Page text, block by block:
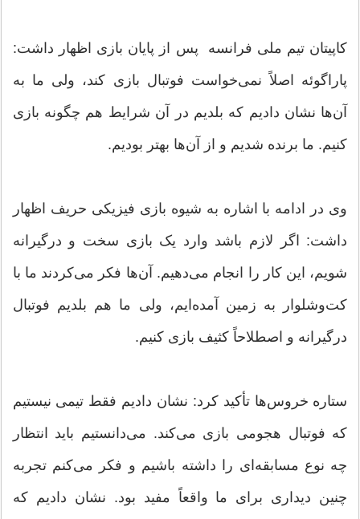
کاپیتان تیم ملی فرانسه پس از پایان بازی اظهار داشت:
پاراگوئه اصلاً نمی‌خواست فوتبال بازی کند، ولی ما به
آن‌ها نشان دادیم که بلدیم در آن شرایط هم چگونه بازی
کنیم. ما برنده شدیم و از آن‌ها بهتر بودیم.
وی در ادامه با اشاره به شیوه بازی فیزیکی حریف اظهار
داشت: اگر لازم باشد وارد یک بازی سخت و درگیرانه
شویم، این کار را انجام می‌دهیم. آن‌ها فکر می‌کردند ما با
کت‌وشلوار به زمین آمده‌ایم، ولی ما هم بلدیم فوتبال
درگیرانه و اصطلاحاً کثیف بازی کنیم.
ستاره خروس‌ها تأکید کرد: نشان دادیم فقط تیمی نیستیم
که فوتبال هجومی بازی می‌کند. می‌دانستیم باید انتظار
چه نوع مسابقه‌ای را داشته باشیم و فکر می‌کنم تجربه
چنین دیداری برای ما واقعاً مفید بود. نشان دادیم که